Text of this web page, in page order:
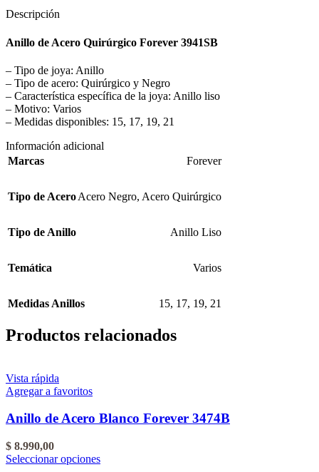
Descripción
Anillo de Acero Quirúrgico Forever 3941SB
– Tipo de joya: Anillo
– Tipo de acero: Quirúrgico y Negro
– Característica específica de la joya: Anillo liso
– Motivo: Varios
– Medidas disponibles: 15, 17, 19, 21
Información adicional
Marcas
Forever
Tipo de AceroAcero Negro, Acero Quirúrgico
Tipo de Anillo Anillo Liso
Temática Varios
Medidas Anillos 15, 17, 19, 21
Productos relacionados
Vista rápida
Agregar a favoritos
Anillo de Acero Blanco Forever 3474B
$ 8.990,00
Seleccionar opcionesEste